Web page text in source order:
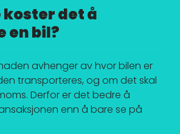
koster det å
en bil?
avhenger av hvor bilen er
transporteres, og om det skal
Derfor er det bedre å
enn å bare se på